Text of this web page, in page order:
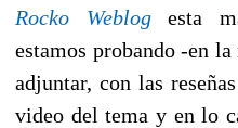
Rocko Weblogesta
estamos probando -en
adjuntar, con las
video del tema y en lo